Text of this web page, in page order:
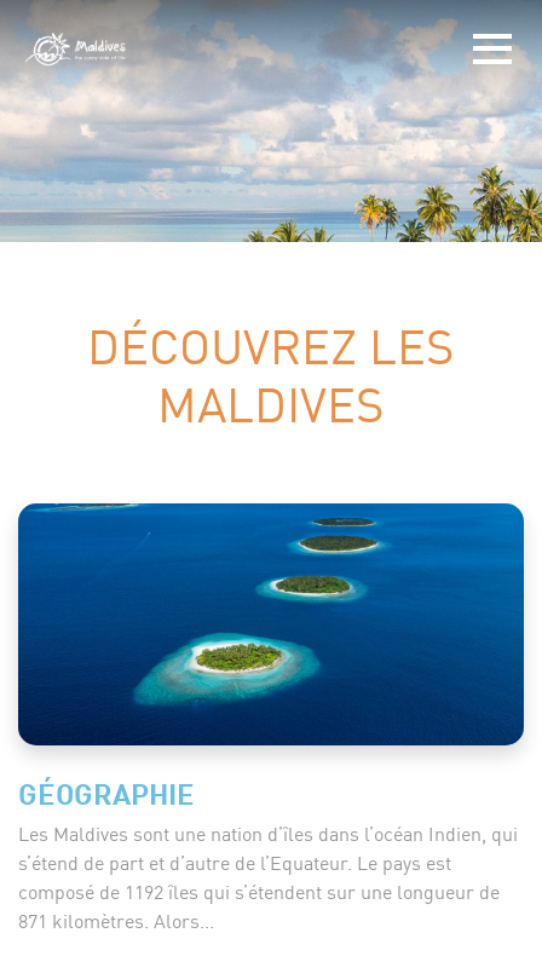
DÉCOUVREZ LES
MALDIVES
GÉOGRAPHIE
Les Maldives sont une nation d’îles dans l’océan Indien, qui
s’étend de part et d’autre de l’Equateur. Le pays est
composé de 1192 îles qui s’étendent sur une longueur de
871 kilomètres. Alors...